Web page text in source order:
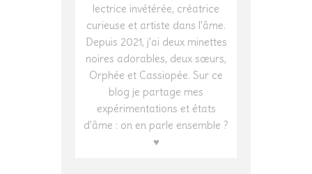
lectrice invétérée, créatrice
curieuse et artiste dans l'âme.
Depuis 2021, j'ai deux minettes
noires adorables, deux sœurs,
Orphée et Cassiopée. Sur ce
blog je partage mes
expérimentations et états
d'âme : on en parle ensemble ?
♥